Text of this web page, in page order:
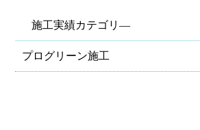
施工実績カテゴリ―
プログリーン施工